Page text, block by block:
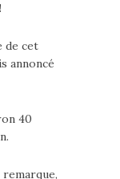
de cet
annoncé
40
remarque,